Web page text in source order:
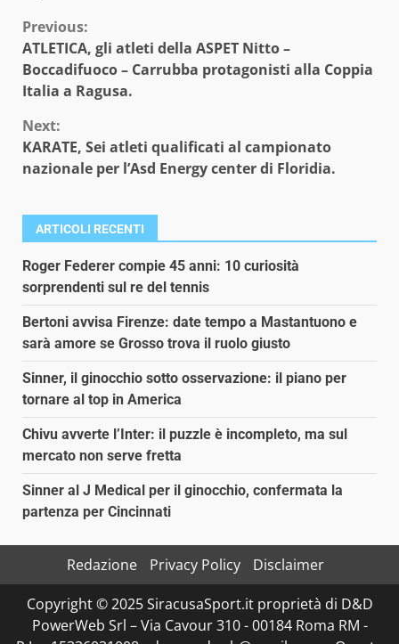
Continue
Reading
Previous:
ATLETICA, gli atleti della ASPET Nitto –
Boccadifuoco – Carrubba protagonisti alla Coppia
Italia a Ragusa.
Next:
KARATE, Sei atleti qualificati al campionato
nazionale per l’Asd Energy center di Floridia.
ARTICOLI RECENTI
Roger Federer compie 45 anni: 10 curiosità
sorprendenti sul re del tennis
Bertoni avvisa Firenze: date tempo a Mastantuono e
sarà amore se Grosso trova il ruolo giusto
Sinner, il ginocchio sotto osservazione: il piano per
tornare al top in America
Chivu avverte l’Inter: il puzzle è incompleto, ma sul
mercato non serve fretta
Sinner al J Medical per il ginocchio, confermata la
partenza per Cincinnati
Redazione Privacy Policy
Disclaimer
Copyright © 2025 SiracusaSport.it proprietà di D&D
PowerWeb Srl – Via Cavour 310 - 00184 Roma RM -